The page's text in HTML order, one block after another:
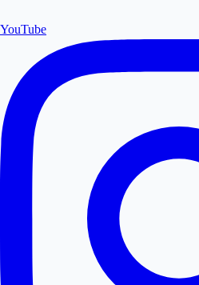
YouTube